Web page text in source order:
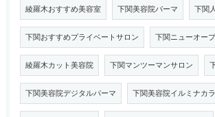
綾羅木おすすめ美容室 下関美容院パーマ 下関
下関おすすめプライベートサロン 下関ニューオー
綾羅木カット美容院 下関マンツーマンサロン
下関美容院デジタルパーマ 下関美容院イルミナカ